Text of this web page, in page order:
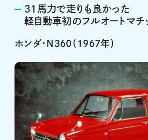
31馬力で走りも良かった
軽自動車初のフルオートマチ
ホンダ・N360（1967年）